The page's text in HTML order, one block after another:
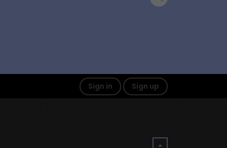
Sign in Sign up